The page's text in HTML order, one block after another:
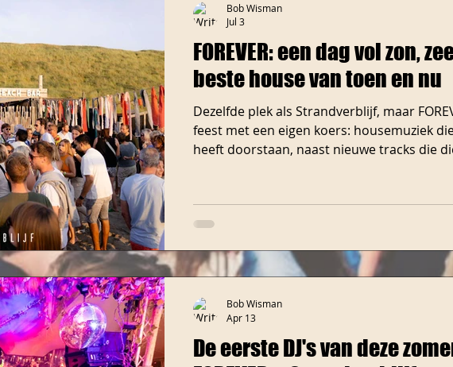
FOREVER: een dag vol zon,
beste house van toen en nu
Dezelfde plek als Strandverblijf, maar
feest met een eigen koers: housemuziek
heeft doorstaan, naast nieuwe tracks die
prachtig weer! Daarom gaan de deuren
eerder open, om 14.00 uur in plaats van
in de schaduw, of juist niet lekker in de zon •
Bob Wisman
Jul 3
De eerste DJ's van deze
Bob Wisman
Apr 13